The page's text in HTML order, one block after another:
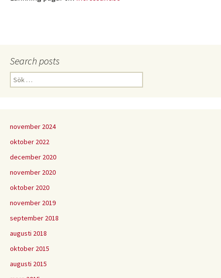
Search posts
Sök
efter:
november 2024
oktober 2022
december 2020
november 2020
oktober 2020
november 2019
september 2018
augusti 2018
oktober 2015
augusti 2015